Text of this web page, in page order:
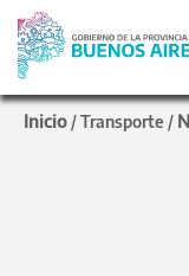
Inicio /Transporte /